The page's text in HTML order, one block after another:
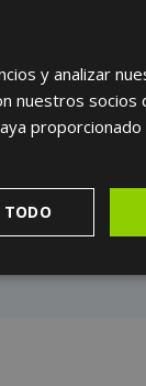
y analizar
nuestros socios
TODO